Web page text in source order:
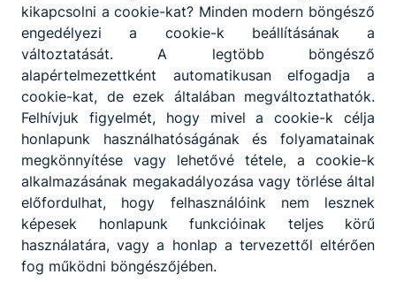
kikapcsolni a cookie-kat? Minden modern böngésző
engedélyezi a cookie-k beállításának a
változtatását. A legtöbb böngésző
alapértelmezettként automatikusan elfogadja a
cookie-kat, de ezek általában megváltoztathatók.
Felhívjuk figyelmét, hogy mivel a cookie-k célja
honlapunk használhatóságának és folyamatainak
megkönnyítése vagy lehetővé tétele, a cookie-k
alkalmazásának megakadályozása vagy törlése által
előfordulhat, hogy felhasználóink nem lesznek
képesek honlapunk funkcióinak teljes körű
használatára, vagy a honlap a tervezettől eltérően
fog működni böngészőjében.